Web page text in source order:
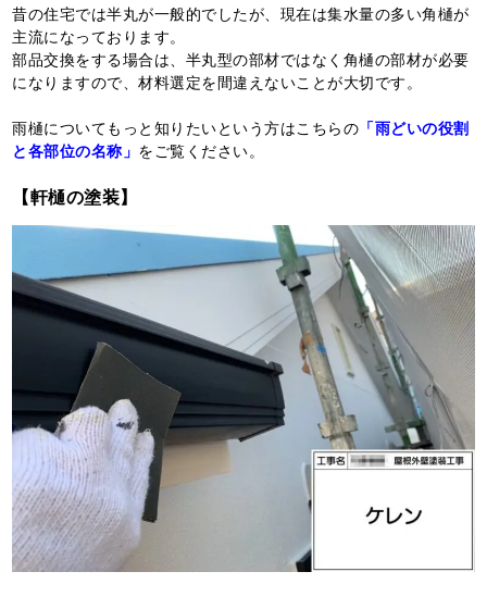
昔の住宅では半丸が一般的でしたが、現在は集水量の多い角樋が
主流になっております。
部品交換をする場合は、半丸型の部材ではなく角樋の部材が必要
になりますので、材料選定を間違えないことが大切です。
雨樋についてもっと知りたいという方はこちらの 「雨どいの役割
と各部位の名称」 をご覧ください。
【軒樋の塗装】